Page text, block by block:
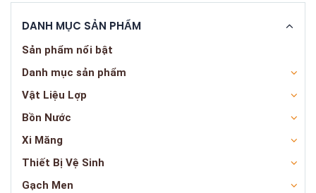
DANH MỤC SẢN PHẨM
Sản phẩm nổi bật
Danh mục sản phẩm
Vật Liệu Lợp
Bồn Nước
Xi Măng
Thiết Bị Vệ Sinh
Gạch Men